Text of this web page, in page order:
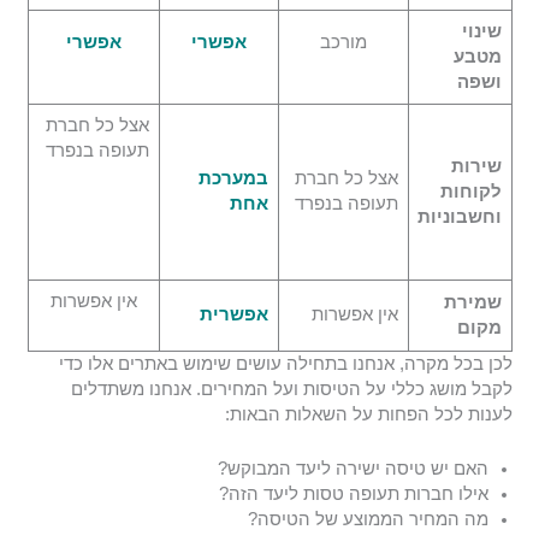
שינוי
מטבע
ושפה
מורכב אפשרי אפשרי
שירות
לקוחות
וחשבוניות
אצל כל חברת
תעופה בנפרד
במערכת
אחת
אצל כל חברת
תעופה בנפרד
שמירת
מקום
אין אפשרות אפשרית
אין אפשרות
לכן בכל מקרה, אנחנו בתחילה עושים שימוש באתרים אלו כדי
לקבל מושג כללי על הטיסות ועל המחירים. אנחנו משתדלים
לענות לכל הפחות על השאלות הבאות:
האם יש טיסה ישירה ליעד המבוקש?
אילו חברות תעופה טסות ליעד הזה?
מה המחיר הממוצע של הטיסה?